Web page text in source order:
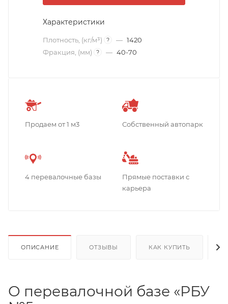
Характеристики
Плотность, (кг/м³) ? — 1420
Фракция, (мм)
? — 40-70
Продаем от 1 м3 Собственный автопарк
4 перевалочные базы
Прямые поставки с
карьера
ОПИСАНИЕ ОТЗЫВЫ КАК КУПИТЬ
О перевалочной базе «РБУ